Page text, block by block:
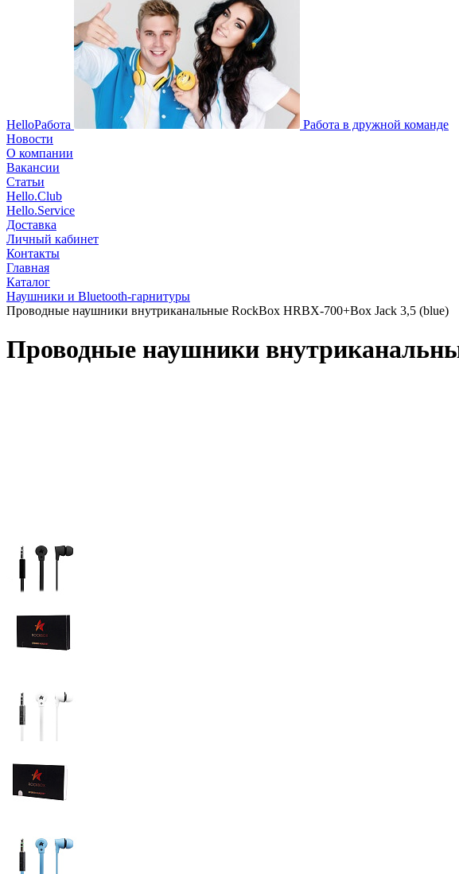
HelloРабота
Работа в дружной команде
Новости
О компании
Вакансии
Статьи
Hello.Club
Hello.Service
Доставка
Личный кабинет
Контакты
Главная
Каталог
Наушники и Bluetooth-гарнитуры
Проводные наушники внутриканальные RockBox HRBX-700+Box Jack 3,5 (blue)
Проводные наушники